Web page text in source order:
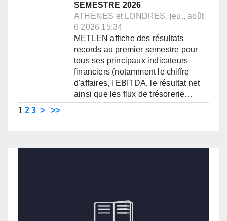
SEMESTRE 2026
ATHÈNES et LONDRES, jeu., août
6 2026 15:34
METLEN affiche des résultats
records au premier semestre pour
tous ses principaux indicateurs
financiers (notamment le chiffre
d'affaires, l'EBITDA, le résultat net
ainsi que les flux de trésorerie…
1 2 3 > >>